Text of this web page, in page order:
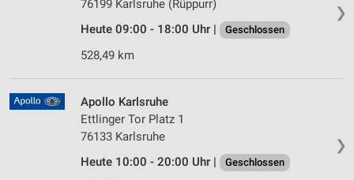
❯
76199 Karlsruhe (Rüppurr)
Heute 09:00 - 18:00 Uhr |
Geschlossen
528,49 km
❯
Apollo Karlsruhe
Ettlinger Tor Platz 1
76133 Karlsruhe
Heute 10:00 - 20:00 Uhr |
Geschlossen